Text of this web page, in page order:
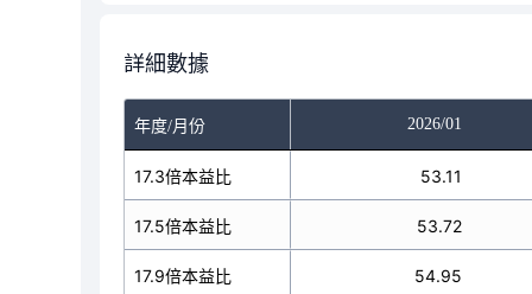
詳細數據
年度/月份 2026/01
17.3倍本益比
17.5倍本益比
17.9倍本益比
53.11
53.72
54.95